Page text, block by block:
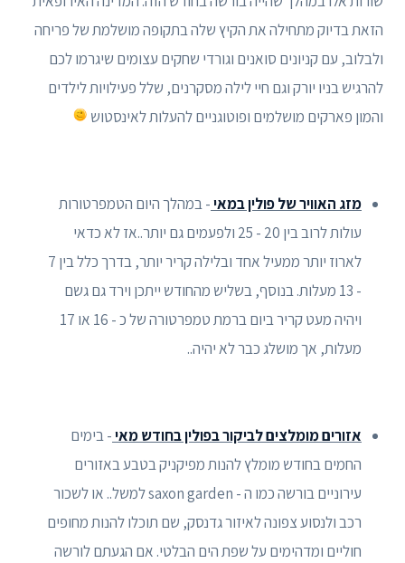
הזאת בדיוק מתחילה את הקיץ שלה בתקופה מושלמת של פריחה
ולבלוב, עם קניונים סואנים וגורדי שחקים עצומים שיגרמו לכם
להרגיש בניו יורק וגם חיי לילה מסקרנים, שלל פעילויות לילדים
והמון פארקים מושלמים ופוטוגניים להעלות לאינסטוש
מזג האוויר של פולין במאי- במהלך היום הטמפרטורות
עולות לרוב בין 20 - 25 ולפעמים גם יותר..אז לא כדאי
לארוז יותר ממעיל אחד ובלילה קריר יותר, בדרך כלל בין 7
- 13 מעלות. בנוסף, בשליש מהחודש ייתכן וירד גם גשם
ויהיה מעט קריר ביום ברמת טמפרטורה של כ - 16 או 17
מעלות, אך מושלג כבר לא יהיה..
אזורים מומלצים לביקור בפולין בחודש מאי- בימים
החמים בחודש מומלץ להנות מפיקניק בטבע באזורים
עירוניים בורשה כמו ה - saxon garden למשל.. או לשכור
רכב ולנסוע צפונה לאיזור גדנסק, שם תוכלו להנות מחופים
חוליים ומדהימים על שפת הים הבלטי. אם הגעתם לורשה